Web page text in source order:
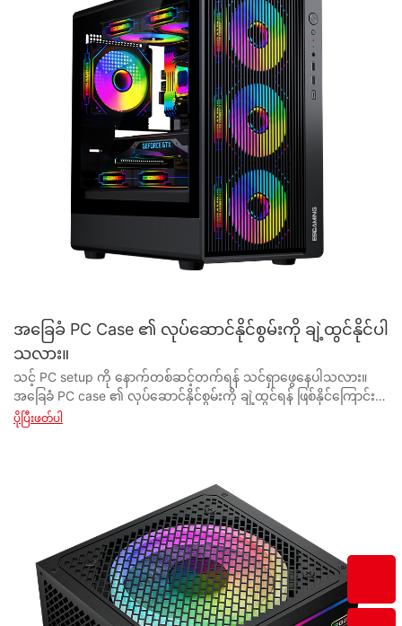
အခြေခံ PC Case ၏ လုပ်ဆောင်နိုင်စွမ်းကို ချဲ့ထွင်နိုင်ပါ
သလား။
သင့် PC setup ကို နောက်တစ်ဆင့်တက်ရန် သင်ရှာဖွေနေပါသလား။ အခြေခံ PC case ၏ လုပ်ဆောင်နိုင်စွမ်းကို ချဲ့ထွင်ရန် ဖြစ်နိုင်ကြောင်း သင်တွေးဖူးပါသလား။ ဤဆောင်းပါးတွင်၊ သင်၏ PC ဂိမ်းကစားခြင်း သို့မဟုတ် အလုပ်ရုံအတွေ့အကြုံကို မြှင့်တင်နိုင်သည့် နည်းလမ်းအမျိုးမျိုးကို ကျွန်ုပ်တို့ ရှာဖွေပါမည်။ ဆန်းသစ်တီထွင်ထားသော သိုလှောင်မှုဖြေရှင်းချက်မှ စိတ်ကြိုက်ပြင်ဆင်နိုင်သော အအေးပေးရွေးချယ်မှုများအထိ၊ သင်၏အခြေခံ PC case ကို လုပ်ဆောင်နိုင်စွမ်းရှိသော စွမ်းအားကြီးတစ်ခုအဖြစ်သို့ ပြောင်းလဲနိုင်ပုံကို လေ့လာပါ။ PC စိတ်ကြိုက်ပြင်ဆင်ခြင်း၏ကမ္ဘာကို စူးစမ်းလေ့လာပြီး သင်၏စဖွင့်သတ်မှတ်မှု၏ အပြည့်အဝအလားအလာကို ထုတ်ဖော်လိုက်ခြင်းဖြင့် ကျွန်ုပ်တို့နှင့်ပူးပေါင်းပါ။ - သင်၏အခြေခံ PC Case ကို အဆင့်မြှင့်တင်ခြင်း- သင်သိထားရမည့်အရာ ယနေ့ခေတ်၏ အဆက်မပြတ်ပြောင်းလဲနေသော နည်းပညာဆိုင်ရာ အခင်းအကျင်းတွင်၊ ကျွန်ုပ်တို့၏ အီလက်ထရွန်နစ်စက်ပစ္စည်းများနှင့် ပတ်သက်လာသောအခါတွင် စိတ်ကြိုက်ပြင်ဆင်ခြင်းနှင့် စိတ်ကြိုက်ပြင်ဆင်ခြင်းအပေါ် အလေးပေးမှု တိုးလာပါသည်။ ၎င်းတွင် အလုပ်၊ ဖျော်ဖြေရေးနှင့် ဆက်သွယ်ရေးအတွက် ဗဟိုအချက်အချာအဖြစ် ဆောင်ရွက်သည့် ကျွန်ုပ်တို့၏ ယုံကြည်စိတ်ချရသော PC များ ပါဝင်သည်။ PC စနစ်ထည့်သွင်းခြင်း၏ အဓိကကျသော အစိတ်အပိုင်းတစ်ခုမှာ ၎င်း၏အတွင်းပိုင်း အစိတ်အပိုင်းများအားလုံးကို ထည့်သွင်းထားသည့် ကိစ္စဖြစ်သည်။ အခြေခံ PC အိတ်များသည် သင်၏ ဟာ့ဒ်ဝဲကို ကာကွယ်ရန် ၎င်းတို့၏ အဓိက လုပ်ဆောင်ချက်ကို ဖြည့်ဆည်းပေးနိုင်သော်လည်း သင့်လိုအပ်ချက်များနှင့် ကိုက်ညီစေရန် ၎င်းတို့၏ လုပ်ဆောင်နိုင်စွမ်းကို အဆင့်မြှင့်ရန်နှင့် မြှင့်တင်ရန် နည်းလမ်းများရှိပါသည်။ သင်၏ အခြေခံ PC Case ကို အဆင့်မြှင့်တင်ခြင်း နှင့် ပတ်သက်လာလျှင် မှတ်သားထားရန် အဓိက ထည့်သွင်း စဉ်းစားစရာ အနည်းငယ် ရှိပါသည်။ ဦးစွာပထမ၊ သင်ထည့်သွင်းရန်စီစဉ်ထားသော နောက်ထပ်အစိတ်အပိုင်းများနှင့် သင့်ကိစ္စ၏ လိုက်ဖက်ညီမှုကို အကဲဖြတ်ရန် လိုအပ်ပါသည်။ ၎င်းတွင် ထပ်လောင်းပန်ကာများ၊ သိုလှောင်မှုဒရိုက်များ သို့မဟုတ် အရည်အအေးပေးစနစ်ကဲ့သို့သော အပိုဟာ့ဒ်ဝဲများကို ထားရှိနိုင်စေရန် သေချာစေရန် သင့် case ၏ အရွယ်အစားနှင့် အပြင်အဆင်ကို စစ်ဆေးခြင်း ပါဝင်သည်။ သင်၏ PC Case ကို အဆင့်မြှင့်တင်ရာတွင် ထည့်သွင်းစဉ်းစားရမည့် နောက်ထပ်အရေးကြီးသည့်အချက်မှာ လေ၀င်လေထွက်နှင့် အအေးခံခြင်းပင်ဖြစ်သည်။ အခြေခံ PC အိတ်များသည် မကြာခဏဆိုသလို လေဝင်လေထွက်နှင့် အအေးပေးခွင့်များ အကန့်အသတ်ဖြင့် လာတတ်သောကြောင့် အပူလွန်ကဲပြီး စွမ်းဆောင်ရည် လျော့ကျသွားနိုင်သည်။ ပိုမိုကောင်းမွန်သောလေ၀င်ပေါက်နှင့် အပိုပန်ကာများ သို့မဟုတ် အရည်အအေးပေးသည့်နည်းလမ်းများကို ပံ့ပိုးပေးနိုင်စွမ်းရှိသော ကိစ္စတစ်ခုတွင် ရင်းနှီးမြုပ်နှံခြင်းဖြင့်၊ သင်သည် သင့်စနစ်အား ချောမွေ့ပြီး ထိရောက်စွာလည်ပတ်နေစေရန် ကူညီပေးနိုင်ပါသည်။ ထို့အပြင်၊ သင်၏ PC case ကို အဆင့်မြှင့်တင်ခြင်းသည် အလှအပဆိုင်ရာ အကျိုးကျေးဇူးများကို ပေးစွမ်းနိုင်သည်။ အခြေခံအစွပ်အများအပြားသည် သင်၏ကိုယ်ပိုင်စတိုင် သို့မဟုတ် သင့်လုပ်ငန်းခွင်၏ အလှတရားနှင့် လုံးဝလိုက်လျောညီထွေမဖြစ်နိုင်သည့် စံအနက်ရောင် သို့မဟုတ် ငွေရောင်ဒီဇိုင်းများဖြင့် လာပါသည်။ စိတ်ကြိုက်ပြင်ဆင်နိုင်သော RGB အလင်းရောင်၊ ဖန်သားပြင်ပြားများ သို့မဟုတ် ပြောင်လက်သော ခေတ်မီဒီဇိုင်းဖြင့် ကာဗာကိုရွေးချယ်ခြင်းဖြင့်၊ သင်သည် သင်၏စဖွင့်သတ်မှတ်မှုတွင် ပင်ကိုယ်စရိုက်ကို ပေါင်းထည့်နိုင်ပြီး သင်၏ PC ကို လူစုလူဝေးနှင့် ပေါ်လွင်စေသည်။ သင်၏ PC case ကို အဆင့်မြှင့်တင်ခြင်းတွင်၊ ယုံကြည်စိတ်ချရပြီး ဂုဏ်သိက္ခာရှိသော PC case ပေးသွင်းသူ သို့မဟုတ် ထုတ်လုပ်သူအား ရွေးချယ်ရန် အရေးကြီးပါသည်။ ၎င်းတို့သည် သင်၏ သီးခြားလိုအပ်ချက်များနှင့် နှစ်သက်မှုများအပေါ် အခြေခံ၍ တန်ဖိုးရှိသော လမ်းညွှန်ချက်များနှင့် အကြံပြုချက်များကို ပံ့ပိုးပေးနိုင်ပါသည်။ အရွယ်အစား၊ ဒီဇိုင်းနှင့် အင်္ဂါရပ်များအလိုက် ရွေးချယ်စရာများစွာကို ပေးဆောင်သည့် ကုမ္ပဏီများကို ရှာဖွေပါ၊ သင့်လိုအပ်ချက်များနှင့် ကိုက်ညီသည့် ပြီးပြည့်စုံသော case ကို ရှာတွေ့နိုင်ကြောင်း သေချာစေပါသည်။ နိဂုံးချုပ်အနေဖြင့်၊ သင်၏အခြေခံ PC case ကို အဆင့်မြှင့်တင်ခြင်းသည် သင်၏ setup ၏ လုပ်ဆောင်နိုင်စွမ်း၊ စွမ်းဆောင်ရည်နှင့် အလှတရားများပေါ်တွင် သိသာထင်ရှားသော အကျိုးသက်ရောက်မှုရှိနိုင်ပါသည်။ လိုက်ဖက်ညီမှု၊ လေ၀င်လေထွက်နှင့် ဒီဇိုင်းစသည့်အချက်များကို ထည့်သွင်းစဉ်းစားကာ ယုံကြည်စိတ်ချရသော PC case ပေးသွင်းသူ သို့မဟုတ် ထုတ်လုပ်သူနှင့် လုပ်ဆောင်ခြင်းဖြင့်၊ သင်သည် သင်၏ PC ကို ပုဂ္ဂိုလ်ရေးဆန်ပြီး စွမ်းဆောင်ရည်မြင့်မားသော ပါဝါအိမ်အဖြစ်သို့ ပြောင်းလဲနိုင်သည်။ ထို့ကြောင့် သင်သည် ရိုးရှင်းသော အဆင့်မြှင့်တင်မှုများ အနည်းငယ်ဖြင့် သင်၏ setup ကို နောက်တစ်ဆင့်သို့ တက်နိုင်သောအခါ အခြေခံကိစ္စတစ်ခုအတွက် အဘယ်ကြောင့် အခြေချနေထိုင်သနည်း။ - ပိုမိုကောင်းမွန်သောလုပ်ဆောင်နိုင်စွမ်းအတွက် သင်၏ PC Case ကို စိတ်ကြိုက်ပြင်ဆင်ခြင်း။ ယနေ့ခေတ် လျင်မြန်သော နည်းပညာလောကတွင်၊ စွမ်းဆောင်ရည်ပြည့်ဝသော PC ရှိခြင်းသည် အလုပ်နှင့် အားလပ်မှု နှစ်ခုစလုံးအတွက် မရှိမဖြစ်လိုအပ်ပါသည်။ သို့သော်၊ လူအများစုသည် အခြေခံ PC case ၏ ကန့်သတ်ချက်များနှင့် ရုန်းကန်နေရသည်ကို တွေ့ရှိရသည်။ ဤကိစ္စများသည် ကွန်ပျူတာတစ်လုံး၏ လိုအပ်သော အစိတ်အပိုင်းများကို နေရာချထားရန်အတွက် ၎င်းတို့၏ ရည်ရွယ်ချက်ကို ဆောင်ရွက်ပေးနိုင်သော်လည်း ၎င်းတို့သည် လုပ်ဆောင်နိုင်စွမ်းနှင့် စိတ်ကြိုက်ရွေးချယ်စရာများ မကြာခဏ ချို့တဲ့နေပါသည်။ ဤနေရာတွင် သင်၏ PC case ကို စိတ်ကြိုက်ပြင်ဆင်ခြင်းတွင် ပါဝင်လာပြီး၊ သင့်ကွန်ပြူတာတည်ဆောက်မှု၏ အလုံးစုံစွမ်းဆောင်ရည်နှင့် အသုံးပြုနိုင်စွမ်းကို မြှင့်တင်ရန်အတွက် အကျိုးကျေးဇူးများစွာကို ပေးဆောင်ပါသည်။ ပိုမိုကောင်းမွန်သောလုပ်ဆောင်နိုင်စွမ်းအတွက် သင်၏ PC case ကို စိတ်ကြိုက်ပြင်ဆင်ခြင်းနှင့်ပတ်သက်လာလျှင် ဖြစ်နိုင်ချေများသည် အဆုံးမဲ့ဖြစ်သည်။ လေ၀င်လေထွက်နှင့် အအေးပေးနိုင်စွမ်းများ တိုးမြှင့်ခြင်းမှသည် နောက်ထပ်သိုလှောင်မှုရွေးချယ်စရာများ ထည့်သွင်းခြင်းနှင့် ကေဘယ်လ်စီမံခန့်ခွဲမှုကို ပိုမိုကောင်းမွန်စေခြင်းအထိ၊ သင့်လိုအပ်ချက်များနှင့် ကိုက်ညီစေရန် သင်၏ PC Case ကို အကောင်းဆုံးဖြစ်အောင် ပြုလုပ်ရန် နည်းလမ်းများစွာရှိပါသည်။ သင်၏ PC case ကို စိတ်ကြိုက်ပြင်ဆင်ခြင်း၏ ပထမအဆင့်တစ်ခုမှာ စတင်ရန် မှန်ကန်သော case ကို ရွေးချယ်ခြင်းဖြစ်သည်။ PC case ကိုရွေးချယ်သောအခါ၊ အရွယ်အစား၊ ပစ္စည်းနှင့် ဒီဇိုင်းစသည့်အချက်များကို ထည့်သွင်းစဉ်းစားရန် အရေးကြီးပါသည်။ ကျော်ကြားသော PC case ထုတ်လုပ်သူထံမှ အရည်အသွေးမြင့် case တွင် ရင်းနှီးမြုပ်နှံခြင်းသည် လုပ်ဆောင်နိုင်စွမ်းနှင့် အလှတရားတို့၌ ကွဲပြားသောကမ္ဘာတစ်ခုကို ဖန်တီးနိုင်သည်။ သင်၏ setup အတွက် ပြီးပြည့်စုံသော PC case ကို သင်ရွေးချယ်ပြီးသည်နှင့် နောက်တစ်ဆင့်မှာ ရရှိနိုင်သော စိတ်ကြိုက်ရွေးချယ်စရာများကို ထည့်သွင်းစဉ်းစားရန်ဖြစ်သည်။ ၎င်းတွင် လေ၀င်လေထွက်ကောင်းမွန်စေရန်နှင့် သင့်အစိတ်အပိုင်းများကို အကောင်းဆုံးအပူချိန်တွင် ဆက်လက်လည်ပတ်နေစေရန် နောက်ထပ်ပန်ကာများ သို့မဟုတ် အရည်အအေးပေးစနစ်များ တပ်ဆင်ခြင်းတို့ ပါဝင်နိုင်သည်။ ကေဘယ်အဆက်ဆက်များ သို့မဟုတ် လမ်းကြောင်းလမ်းကြောင်းလမ်းကြောင်းများကဲ့သို့သော ကေဘယ်လ်စီမံခန့်ခွဲမှုနည်းလမ်းများဖြင့် သင့်ကိစ္စအား အဆင့်မြှင့်တင်ခြင်းသည် သင့်လုပ်ငန်းခွင်ကို သပ်ရပ်ပြီး စနစ်တကျ ထိန်းသိမ်းထားနိုင်ပြီး လေဝင်လေထွက်ကိုလည်း ပိုမိုကောင်းမွန်စေပါသည်။ သင့် PC case ၏ လုပ်ဆောင်နိုင်စွမ်းကို မြှင့်တင်ရန်အတွက် ရေပန်းစားသော စိတ်ကြိုက်ပြင်ဆင်မှု နောက်ထပ်ရွေးချယ်စရာမှာ သိုလှောင်မှုရွေးချယ်စရာများကို ထပ်ထည့်ခြင်းဖြစ်သည်။ ၎င်းတွင် သိုလှောင်မှုပမာဏ တိုးမြင့်ရန်နှင့် ဒေတာဝင်ရောက်မှုအမြန်နှုန်းများအတွက် အပို hard drives သို့မဟုတ် solid-state drives များ ထည့်သွင်းခြင်း ပါဝင်သည်။ အချို့သော PC case ထုတ်လုပ်သူများသည် storage drives အတွက် စိတ်ကြိုက် mounting solutions များကိုပင် ပေးစွမ်းနိုင်ပြီး၊ သင့် case အတွင်း အဖိုးတန် နေရာမဆုံးရှုံးဘဲ သင်၏ သိုလှောင်မှု ရွေးချယ်မှုများကို ချဲ့ထွင်ရန် လွယ်ကူစေသည်။ လေ၀င်လေထွက်၊ အအေးပေးခြင်း၊ ကေဘယ်လ်စီမံခန့်ခွဲမှုနှင့် သိုလှောင်မှုရွေးချယ်မှုများကို ပိုမိုကောင်းမွန်စေသည့်အပြင်၊ သင်၏ PC case ကို စိတ်ကြိုက်ပြင်ဆင်ခြင်းတွင် အလှအပဆိုင်ရာ မြှင့်တင်မှုများလည်း ပါဝင်နိုင်သည်။ LED မီးချောင်းများ၊ စိတ်ကြိုက် ပုံကြမ်းများ သို့မဟုတ် စိတ်ကြိုက်ဆေးသုတ်ခြင်းများကိုပင် ထည့်သွင်းခြင်းသည် လုပ်ဆောင်နိုင်စွမ်းနှင့် အသုံးပြုနိုင်မှုကို ဆက်လက်ထိန်းသိမ်းထားစဉ်တွင် ကျန်အရာများမှ သင့် PC စနစ်ထည့်သွင်းမှုကို ထင်ရှားပေါ်လွင်စေရန် ကူညီပေးနိုင်ပါသည်။ ယေဘုယျအားဖြင့်၊ ပိုမိုကောင်းမွန်သောလုပ်ဆောင်နိုင်စွမ်းအတွက် သင်၏ PC case ကို စိတ်ကြိုက်ပြင်ဆင်ခြင်းသည် သင့်ကွန်ပြူတာစနစ်ထည့်သွင်းမှု၏ စွမ်းဆောင်ရည်နှင့် လှပမှုကို များစွာတိုးတက်စေသည့် တန်ဖိုးရှိသော ရင်းနှီးမြှုပ်နှံမှုတစ်ခုဖြစ်သည်။ မှန်ကန်သော PC case၊ ပေးသွင်းသူ၊ ထုတ်လုပ်သူနှင့်၊ စိတ်ကြိုက်ပြင်ဆင်ခြင်းအတွက် ဖြစ်နိုင်ခြေများမှာ အဆုံးမရှိပေ။ ဒါဆို ရိုးရှင်းတဲ့ အဆင့်မြှင့်တင်မှုတွေ အနည်းငယ်နဲ့ ပြုပြင်မွမ်းမံမှုတွေနဲ့ သင့်ရဲ့ setup ကို နောက်တစ်ဆင့်တက်နိုင်တဲ့အခါ အခြေခံ PC case တစ်ခုအတွက် ဘာကြောင့် အခြေချနေထိုင်တာလဲ။ - သင့် PC Case တွင် ပြင်ပအင်္ဂါရပ်များကို ထည့်သွင်းခြင်း။ သင်၏ PC setup ကို စိတ်ကြိုက်ပြင်ဆင်ခြင်းနှင့် ပတ်သက်လာလျှင် သင့် PC case ၏ လုပ်ဆောင်နိုင်စွမ်းနှင့် လှပမှုကို မြှင့်တင်ရန် အဆုံးမဲ့ဖြစ်နိုင်ချေများရှိပါသည်။ ၎င်းကိုလုပ်ဆောင်ရန် ရေပန်းအစားဆုံးနည်းလမ်းတစ်ခုမှာ သင်၏အခြေခံ PC case တွင် ပြင်ပအင်္ဂါရပ်များကို ပေါင်းထည့်ခြင်းဖြင့်ဖြစ်သည်။ ဤဆောင်းပါးတွင်၊ သင်၏ PC case ၏ လုပ်ဆောင်နိုင်စွမ်းကို ချဲ့ထွင်နိုင်သည့် နည်းလမ်းများအပြင် ထိုသို့လုပ်ဆောင်ခြင်း၏ အကျိုးကျေးဇူးများကို ကျွန်ုပ်တို့ ရှာဖွေပါမည်။ PC ဝါသနာအိုးများ ၎င်းတို့၏ ကိစ္စများတွင် ထည့်သွင်းသည့် အသုံးအများဆုံး ပြင်ပအင်္ဂါရပ်များထဲမှ တစ်ခုမှာ LED အလင်းရောင်ဖြစ်သည်။ သင့်တပ်ဆင်မှုတွင် အရောင်နှင့် စတိုင်လ်ကို ထည့်ရန် LED strip များကို ဘူးအတွင်းတွင် အလွယ်တကူ တပ်ဆင်နိုင်သည်။ LED မီးလုံးများသည် အေးမြသောပုံပေါက်စေရုံသာမက၊ ၎င်းတို့သည် သင်၏ အစိတ်အပိုင်းများကို အလင်းပေးရာတွင်လည်း ကူညီပေးနိုင်ပြီး သင့် case အတွင်းကို ပိုမိုလွယ်ကူစွာ မြင်နိုင်စေပါသည်။ PC case ထုတ်လုပ်သူအများအပြားသည် built-in LED အလင်းရောင်ဖြင့် case များကိုကမ်းလှမ်းသော်လည်း၊ သင့် case တွင်ဤအင်္ဂါရပ်မပါပါက၊ ၎င်းကိုကိုယ်တိုင်ထည့်ရန်လွယ်ကူသည်။ PC အိတ်များအတွက် လူကြိုက်များသော ပြင်ပအင်္ဂါရပ်မှာ ဖန်သားပြင်ဘောင်တစ်ခုဖြစ်သည်။ Tempered glass side panels များသည် မည်သည့် case အတွက်မဆို ပြောင်မြောက်ပြီး ခေတ်မီသော အပြင်အဆင်တစ်ခုဖြစ်ပြီး သင်၏ အစိတ်အပိုင်းများနှင့် cable management ကျွမ်းကျင်မှုများကို ပြသနိုင်စေပါသည်။ အချို့သော PC case ထုတ်လုပ်သူသည် သင့်ရှိပြီးသား case ကို အဆင့်မြှင့်ရန်အတွက် သင့်အား ဖန်သားပြင်များကို သီးသန့်ရောင်းချသော်လည်း၊ အချို့သော PC case ထုတ်လုပ်သူများသည် tempered glass side panels များဖြင့် case များကို ပေးပါသည်။ Cable Management သည် သင်၏ PC Case ကို စိတ်ကြိုက်ပြုပြင်ခြင်း၏ နောက်ထပ်အရေးကြီးသော ကဏ္ဍတစ်ခုဖြစ်သည်။ ရှုပ်ယှက်ခတ်နေသော ကေဘယ်ကြိုးများသည် ပရော်ဖက်ရှင်နယ်မဟုတ်သော်လည်း ၎င်းတို့သည် လေ၀င်လေထွက်ကို ဟန့်တားနိုင်ပြီး သင်၏အစိတ်အပိုင်းများကို အပူလွန်ကဲစေနိုင်သည်။ ကေဘယ်ကြိုးများ၊ Velcro ကြိုးများနှင့် ကေဘယ်ကြိုးများကဲ့သို့သော ကေဘယ်ကြိုးများကို စီမံခန့်ခွဲခြင်းအင်္ဂါရပ်များကို ပေါင်းထည့်ခြင်းဖြင့်၊ သင်သည် သင်၏ကြိုးများကို စနစ်တကျနှင့် သပ်ရပ်အောင် ထိန်းသိမ်းနိုင်ပြီး၊ သင်၏တပ်ဆင်မှု၏ အလုံးစုံသော အလှတရားများကို ပိုမိုကောင်းမွန်စေပါသည်။ သင်၏ PC case ကို အပိုလုပ်ဆောင်ချက်များဖြင့် အဆင့်မြှင့်တင်ရန် ကြိုးပမ်းနေပါက၊ ထည့်သွင်းစဉ်းစားရန် ရွေးချယ်စရာများစွာရှိပါသည်။ ဂိမ်းကစားသူများအတွက်၊ အပိုပန်ကာများ သို့မဟုတ် အရည်အအေးပေးစနစ်ထည့်သွင်းခြင်းသည် ပြင်းထန်သောဂိမ်းဆက်ရှင်များအတွင်း သင့်အစိတ်အပိုင်းမျာ
ပိုပြီးဖတ်ပါ